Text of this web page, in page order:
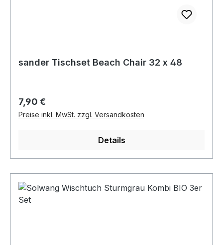
sander Tischset Beach Chair 32 x 48
Regulärer Preis:
7,90 €
Preise inkl. MwSt. zzgl. Versandkosten
Details